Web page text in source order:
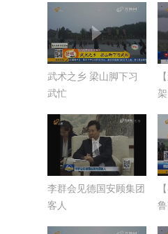
武术之乡 梁山脚下习
武忙
李群会见德国安顾集团
客人